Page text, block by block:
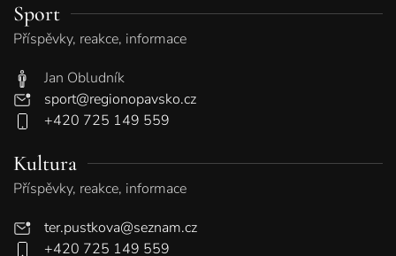
Sport
Příspěvky, reakce, informace
Jan Obludník
sport@regionopavsko.cz
+420 725 149 559
Kultura
Příspěvky, reakce, informace
ter.pustkova@seznam.cz
+420 725 149 559